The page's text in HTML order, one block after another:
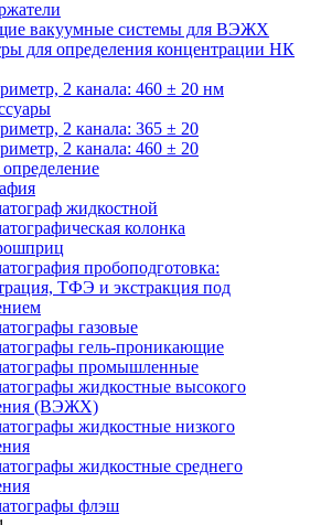
вакуумные системы для ВЭЖХ
для определения концентрации НК
2 канала: 460 ± 20 нм
2 канала: 365 ± 20
2 канала: 460 ± 20
жидкостной
колонка
пробоподготовка:
ТФЭ и экстракция под
газовые
гель-проникающие
промышленные
жидкостные высокого
(ВЭЖХ)
жидкостные низкого
жидкостные среднего
флэш